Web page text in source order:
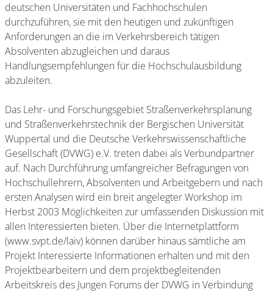
deutschen Universitäten und Fachhochschulen
durchzuführen, sie mit den heutigen und zukünftigen
Anforderungen an die im Verkehrsbereich tätigen
Absolventen abzugleichen und daraus
Handlungsempfehlungen für die Hochschulausbildung
abzuleiten.
Das Lehr- und Forschungsgebiet Straßenverkehrsplanung
und Straßenverkehrstechnik der Bergischen Universität
Wuppertal und die Deutsche Verkehrswissenschaftliche
Gesellschaft (DVWG) e.V. treten dabei als Verbundpartner
auf. Nach Durchführung umfangreicher Befragungen von
Hochschullehrern, Absolventen und Arbeitgebern und nach
ersten Analysen wird ein breit angelegter Workshop im
Herbst 2003 Möglichkeiten zur umfassenden Diskussion mit
allen Interessierten bieten. Über die Internetplattform
(www.svpt.de/laiv) können darüber hinaus sämtliche am
Projekt Interessierte Informationen erhalten und mit den
Projektbearbeitern und dem projektbegleitenden
Arbeitskreis des Jungen Forums der DVWG in Verbindung